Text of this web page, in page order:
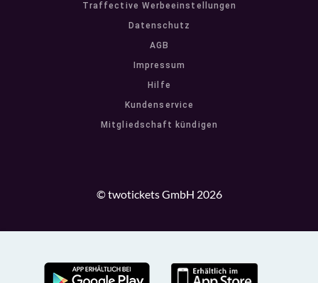
Traffective Werbeeinstellungen
Datenschutz
AGB
Impressum
Hilfe
Kundenservice
Mitgliedschaft kündigen
© twotickets GmbH 2026